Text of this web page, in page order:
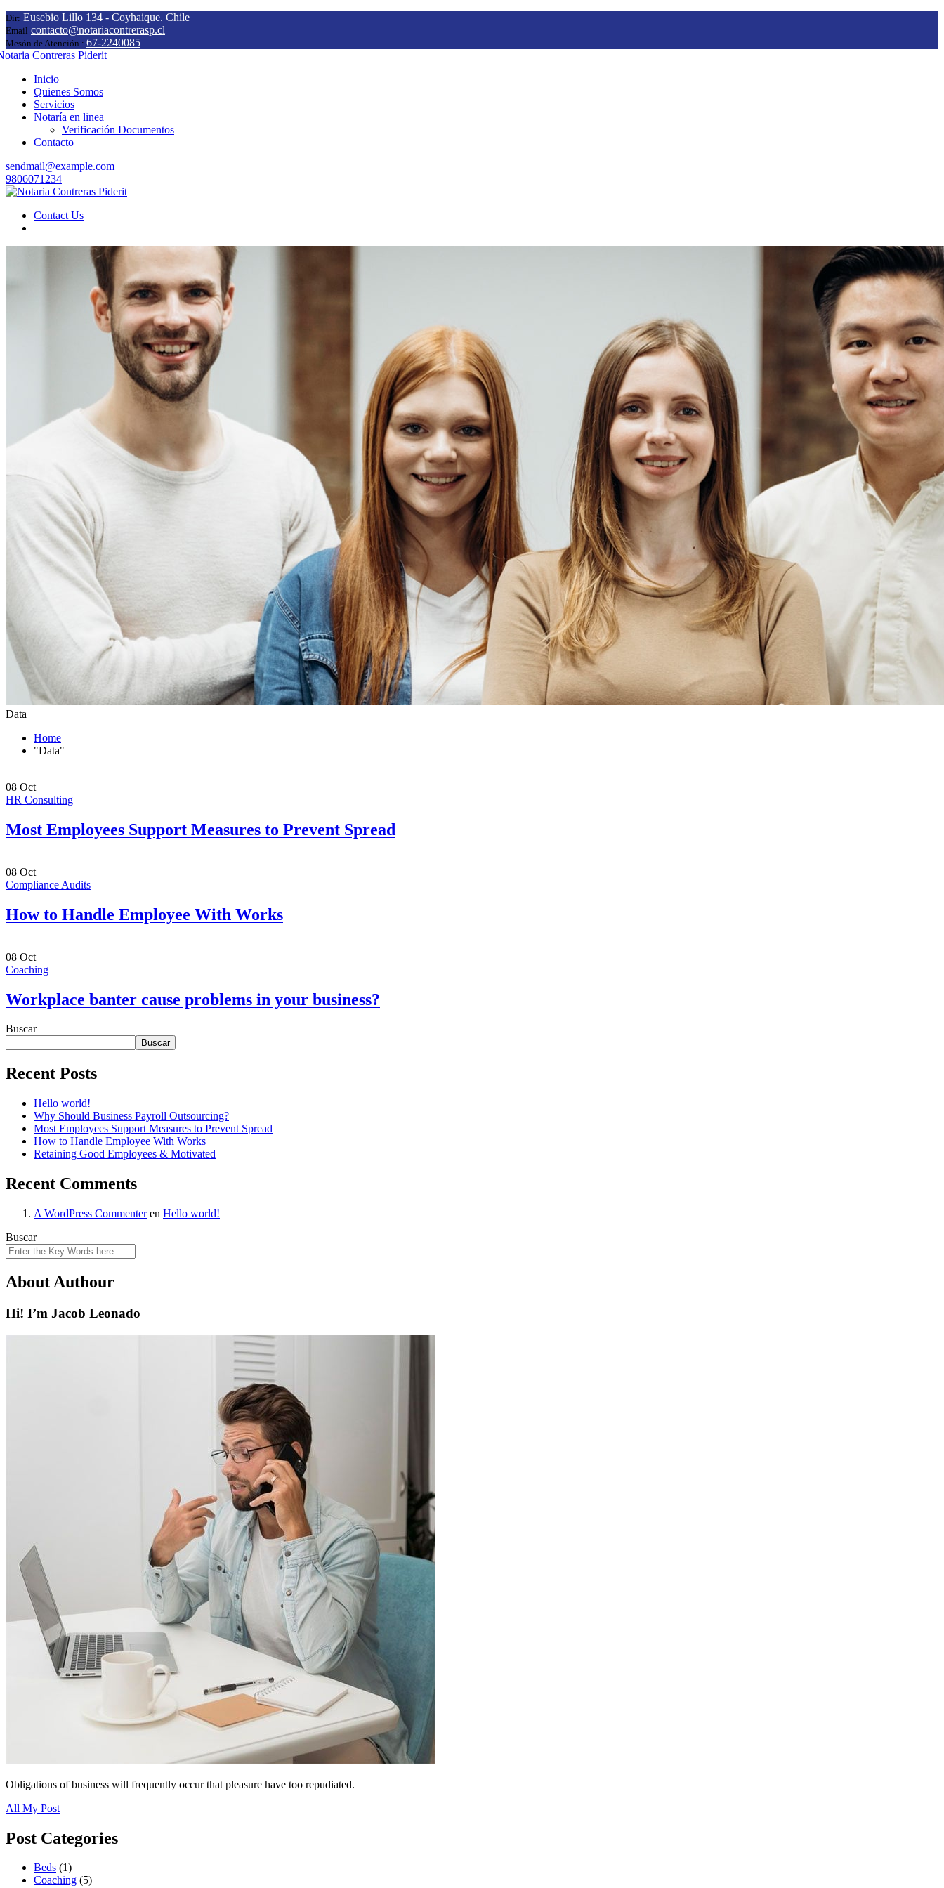
Dir: Eusebio Lillo 134 - Coyhaique. Chile
Email contacto@notariacontrerasp.cl
Mesón de Atención : 67-2240085
Inicio
Quienes Somos
Servicios
Notaría en linea
Verificación Documentos
Contacto
sendmail@example.com
9806071234
Contact Us
Data
Home
"Data"
08 Oct
HR Consulting
Most Employees Support Measures to Prevent Spread
08 Oct
Compliance Audits
How to Handle Employee With Works
08 Oct
Coaching
Workplace banter cause problems in your business?
Buscar
Buscar
Recent Posts
Hello world!
Why Should Business Payroll Outsourcing?
Most Employees Support Measures to Prevent Spread
How to Handle Employee With Works
Retaining Good Employees & Motivated
Recent Comments
A WordPress Commenteren Hello world!
Buscar
About Authour
Hi! I’m Jacob Leonado
Obligations of business will frequently occur that pleasure have too repudiated.
All My Post
Post Categories
Beds (1)
Coaching (5)